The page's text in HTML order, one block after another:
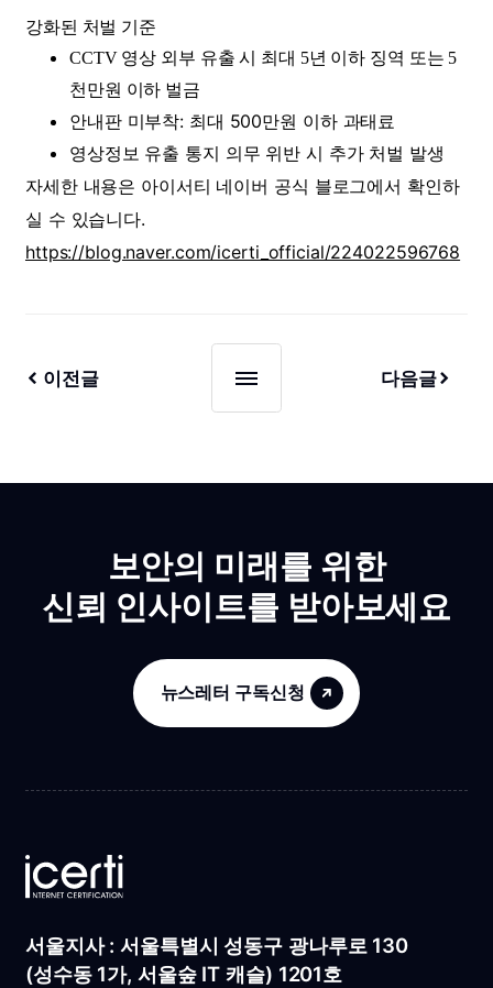
​강화된 처벌 기준
CCTV 영상 외부 유출 시 최대 5년 이하 징역 또는 5
천만원 이하 벌금
안내판 미부착: 최대 500만원 이하 과태료
영상정보 유출 통지 의무 위반 시 추가 처벌 발생
자세한 내용은 아이서티 네이버 공식 블로그에서 확인하
실 수 있습니다.
https://blog.naver.com/icerti_official/224022596768
이전글 다음글
보안의 미래를 위한
신뢰 인사이트를 받아보세요
뉴스레터 구독신청
서울지사 : 서울특별시 성동구 광나루로 130
(성수동 1가, 서울숲 IT 캐슬) 1201호